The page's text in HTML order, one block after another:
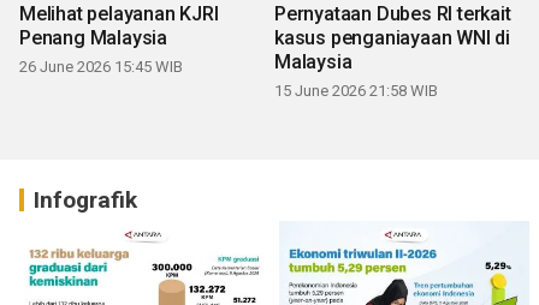
Melihat pelayanan KJRI
Penang Malaysia
26 June 2026 15:45 WIB
Pernyataan Dubes RI terkait
kasus penganiayaan WNI di
Malaysia
15 June 2026 21:58 WIB
Infografik